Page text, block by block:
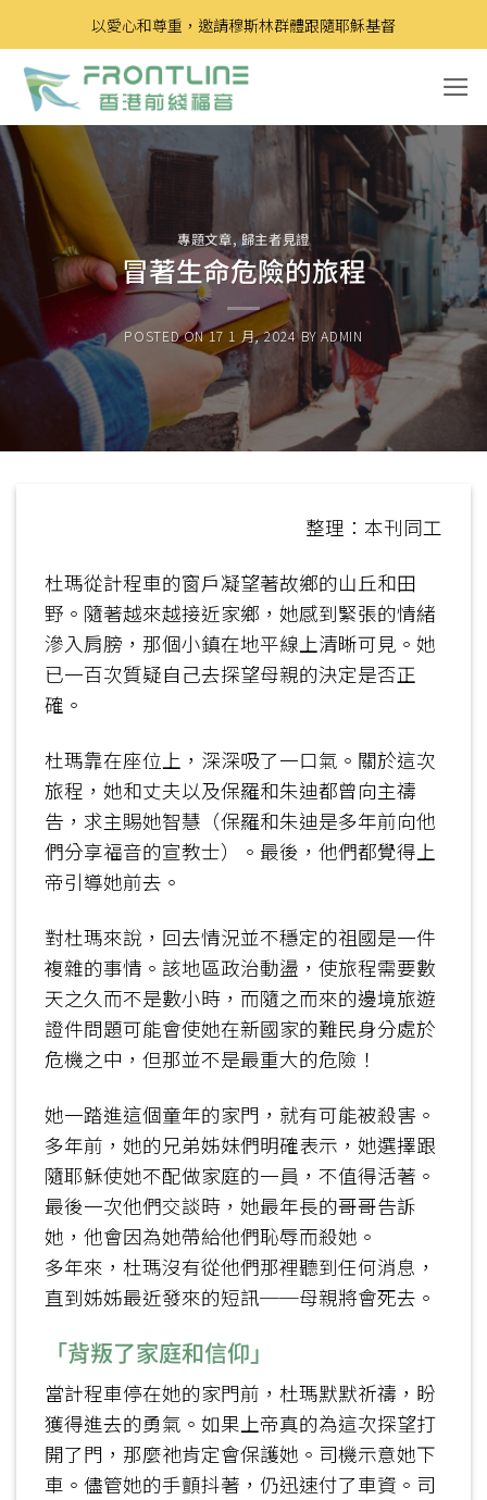
to
content
以愛心和尊重，邀請穆斯林群體跟隨耶穌基督
專題文章,歸主者見證
冒著生命危險的旅程
POSTED ON17 1 月, 2024 BYADMIN
整理：本刊同工
杜瑪從計程車的窗戶凝望著故鄉的山丘和田
野。隨著越來越接近家鄉，她感到緊張的情緒
滲入肩膀，那個小鎮在地平線上清晰可見。她
已一百次質疑自己去探望母親的決定是否正
確。
杜瑪靠在座位上，深深吸了一口氣。關於這次
旅程，她和丈夫以及保羅和朱迪都曾向主禱
告，求主賜她智慧（保羅和朱迪是多年前向他
們分享福音的宣教士）。最後，他們都覺得上
帝引導她前去。
對杜瑪來說，回去情況並不穩定的祖國是一件
複雜的事情。該地區政治動盪，使旅程需要數
天之久而不是數小時，而隨之而來的邊境旅遊
證件問題可能會使她在新國家的難民身分處於
危機之中，但那並不是最重大的危險！
她一踏進這個童年的家門，就有可能被殺害。
多年前，她的兄弟姊妹們明確表示，她選擇跟
隨耶穌使她不配做家庭的一員，不值得活著。
最後一次他們交談時，她最年長的哥哥告訴
她，他會因為她帶給他們恥辱而殺她。
多年來，杜瑪沒有從他們那裡聽到任何消息，
直到姊姊最近發來的短訊──母親將會死去。
「背叛了家庭和信仰」
當計程車停在她的家門前，杜瑪默默祈禱，盼
獲得進去的勇氣。如果上帝真的為這次探望打
開了門，那麼祂肯定會保護她。司機示意她下
車。儘管她的手顫抖著，仍迅速付了車資。司